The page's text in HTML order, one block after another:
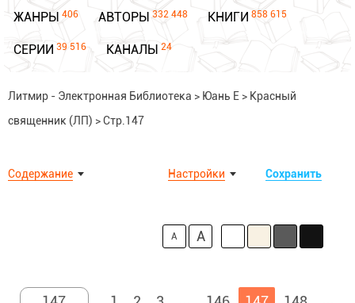
ЖАНРЫ 406 АВТОРЫ 332 448 КНИГИ 858 615
СЕРИИ 39 516 КАНАЛЫ 24
Литмир - Электронная Библиотека > Юань Е > Красный
священник (ЛП) >Стр.147
Содержание Сохранить
Настройки
A A